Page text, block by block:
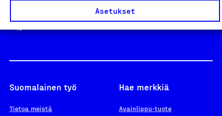
Asetukset
Yhteiskunnallinen Yritys -merkki
Suomalainen työ
Tietoa meistä
Hae merkkiä
Avainlippu-tuote